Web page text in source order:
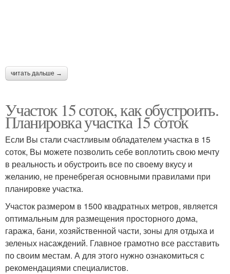
читать дальше →
Участок 15 соток, как обустроить.
Планировка участка 15 соток
Если Вы стали счастливым обладателем участка в 15
соток, Вы можете позволить себе воплотить свою мечту
в реальность и обустроить все по своему вкусу и
желанию, не пренебрегая основными правилами при
планировке участка.
Участок размером в 1500 квадратных метров, является
оптимальным для размещения просторного дома,
гаража, бани, хозяйственной части, зоны для отдыха и
зеленых насаждений. Главное грамотно все расставить
по своим местам. А для этого нужно ознакомиться с
рекомендациями специалистов.